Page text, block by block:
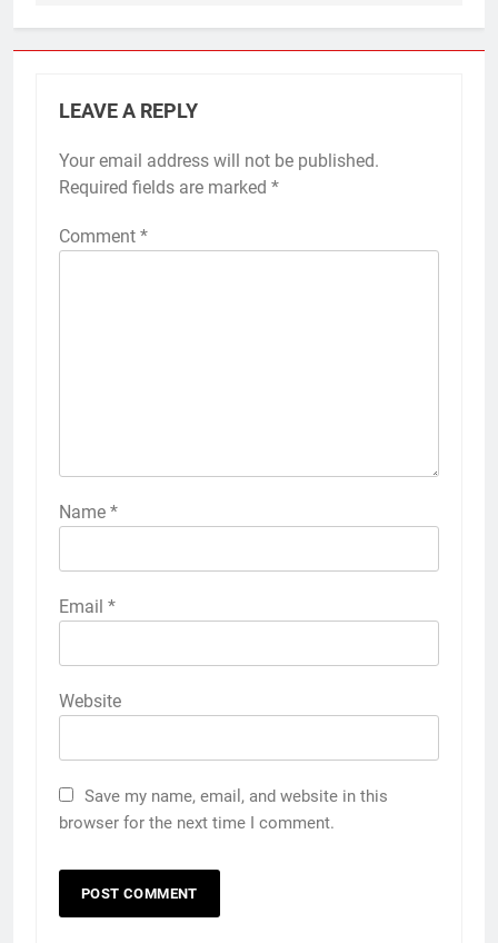
LEAVE A REPLY
Your email address will not be published.
Required fields are marked *
Comment *
Name *
Email *
Website
Save my name, email, and website in this
browser for the next time I comment.